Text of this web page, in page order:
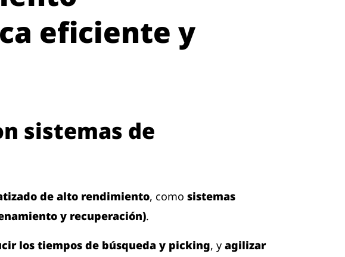
eficiente y
sistemas de
de alto rendimiento, como sistemas
y recuperación).
los tiempos de búsqueda y picking, y agilizar